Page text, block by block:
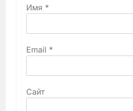
Имя *
Email *
Сайт